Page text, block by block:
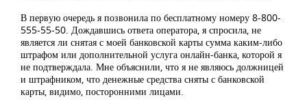
В первую очередь я позвонила по бесплатному номеру 8-800-
555-55-50. Дождавшись ответа оператора, я спросила, не
является ли снятая с моей банковской карты сумма каким-либо
штрафом или дополнительной услуга онлайн-банка, которой я
не подтверждала. Мне объяснили, что я не являюсь должницей
и штрафником, что денежные средства сняты с банковской
карты, видимо, посторонними лицами.